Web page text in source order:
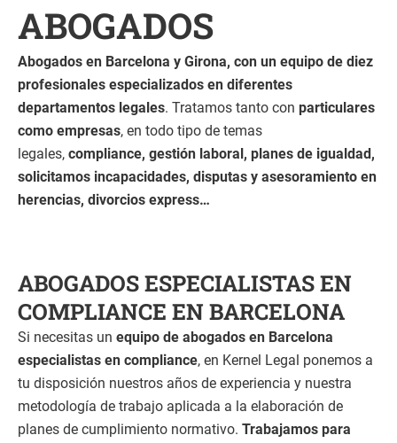
ABOGADOS
Abogados en Barcelona y Girona, con un equipo de diez
profesionales especializados en diferentes
departamentos legales. Tratamos tanto con particulares
como empresas, en todo tipo de temas
legales, compliance, gestión laboral, planes de igualdad,
solicitamos incapacidades, disputas y asesoramiento en
herencias, divorcios express…
ABOGADOS ESPECIALISTAS EN
COMPLIANCE EN BARCELONA
Si necesitas un equipo de abogados en Barcelona
especialistas en compliance, en Kernel Legal ponemos a
tu disposición nuestros años de experiencia y nuestra
metodología de trabajo aplicada a la elaboración de
planes de cumplimiento normativo. Trabajamos para